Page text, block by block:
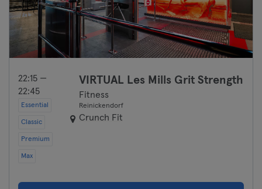
22:15 —
22:45
Essential
Classic
Premium
Max
VIRTUAL Les Mills Grit Strength
Fitness
Reinickendorf
Crunch Fit